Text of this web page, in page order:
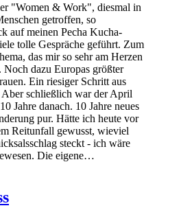
"Women & Work", diesmal in
getroffen, so
auf meinen Pecha Kucha-
tolle Gespräche geführt. Zum
das mir so sehr am Herzen
Noch dazu Europas größter
Ein riesiger Schritt aus
schließlich war der April
Jahre danach. 10 Jahre neues
pur. Hätte ich heute vor
Reitunfall gewusst, wieviel
steckt - ich wäre
Die eigene…